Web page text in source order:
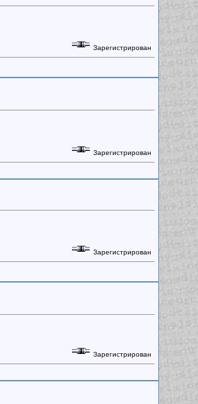
Зарегистрирован
Зарегистрирован
Зарегистрирован
Зарегистрирован